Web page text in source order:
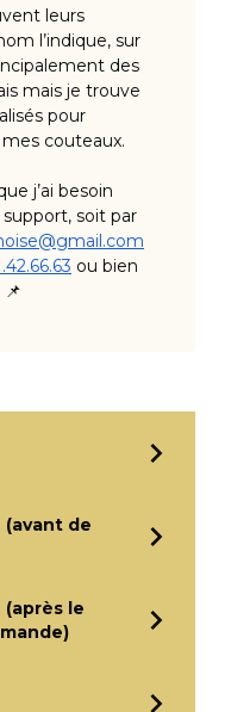
leurs
l’indique, sur
des
mais je trouve
pour
couteaux.
j’ai besoin
soit par
ou bien
(avant de
(après le